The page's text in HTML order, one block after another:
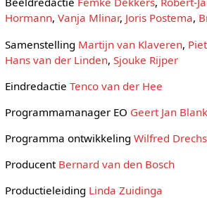
Hormann, Vanja Mlinar, Joris Postema,
Samenstelling Martijn van Klaveren,
Hans van der Linden, Sjouke Rijper
Eindredactie Tenco van der Hee
Programmamanager EO Geert Jan
Programma ontwikkeling Wilfred
Producent Bernard van den Bosch
Productieleiding Linda Zuidinga